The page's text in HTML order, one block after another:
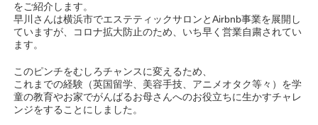
をご紹介します。
早川さんは横浜市でエステティックサロンとAirbnb事業を展開し
ていますが、コロナ拡大防止のため、いち早く営業自粛されてい
ます。
このピンチをむしろチャンスに変えるため、
これまでの経験（英国留学、美容手技、アニメオタク等々）を学
童の教育やお家でがんばるお母さんへのお役立ちに生かすチャレ
ンジをすることにしました。